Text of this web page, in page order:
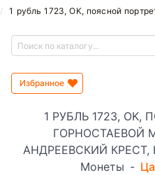
1 рубль 1723, OK, поясной
Избранное
1 РУБЛЬ 1723,
ГОРНОСТАЕВОЙ
АНДРЕЕВСКИЙ
Монеты -